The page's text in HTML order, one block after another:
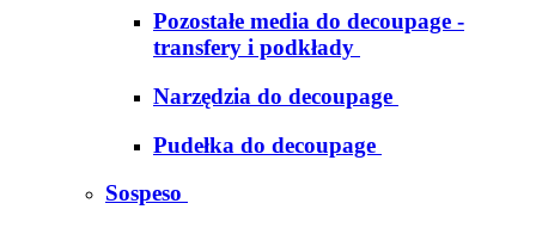
Pozostałe media do decoupage -
transfery i podkłady
Narzędzia do decoupage
Pudełka do decoupage
Sospeso